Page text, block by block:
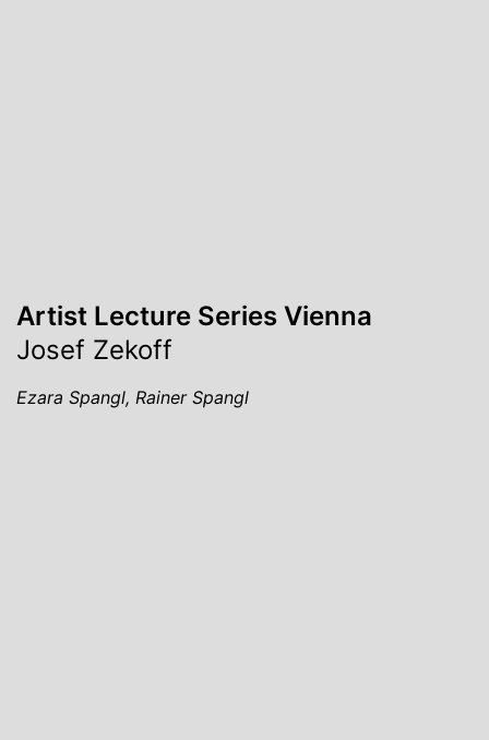
Artist Lecture Series Vienna
Josef Zekoff
Ezara Spangl, Rainer Spangl